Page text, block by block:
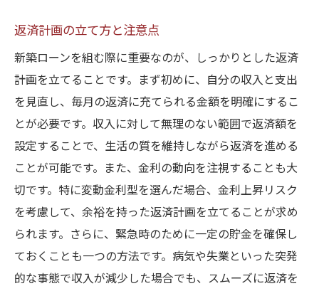
新築計画の進行管理
入居後のフォローアップ
岐阜県での新築ローン選びで失敗しないための
注意点
よくある失敗例とその解決策
無理のない返済計画を立てる
ローン選びで見落としがちな点
専門家の意見を参考にする
金融機関との交渉術
契約前に確認すべきポイント
岐阜県新築ローン利用者が語る成功への道
返済計画の立て方と注意点
新築ローンを組む際に重要なのが、しっかりとした返済
計画を立てることです。まず初めに、自分の収入と支出
を見直し、毎月の返済に充てられる金額を明確にするこ
とが必要です。収入に対して無理のない範囲で返済額を
設定することで、生活の質を維持しながら返済を進める
ことが可能です。また、金利の動向を注視することも大
切です。特に変動金利型を選んだ場合、金利上昇リスク
を考慮して、余裕を持った返済計画を立てることが求め
られます。さらに、緊急時のために一定の貯金を確保し
ておくことも一つの方法です。病気や失業といった突発
的な事態で収入が減少した場合でも、スムーズに返済を